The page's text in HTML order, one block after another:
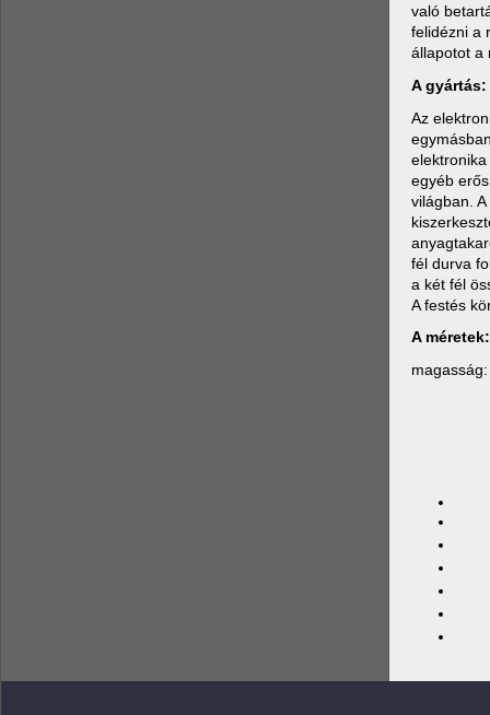
való
felidézni a
állapotot a
A gyártás:
Az
egyéb
világban.
fél durva
a két fél
A festés
A méretek: